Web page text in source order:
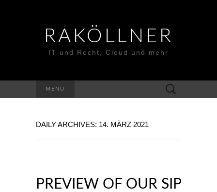
RAKÖLLNER
IT und Recht, Cloud und mehr
MENU
Suchen
nach:
DAILY ARCHIVES: 14. MÄRZ 2021
PREVIEW OF OUR SIP